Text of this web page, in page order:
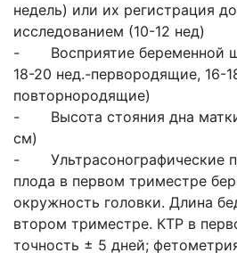
недель) или их регистрация
исследованием (10-12 нед)
- Восприятие беременной
18-20 нед.-первородящие, 16-
повторнородящие)
- Высота стояния дна
см)
- Ультрасонографические
плода в первом триместре
окружность головки. Длина
втором триместре. КТР в
точность ± 5 дней;